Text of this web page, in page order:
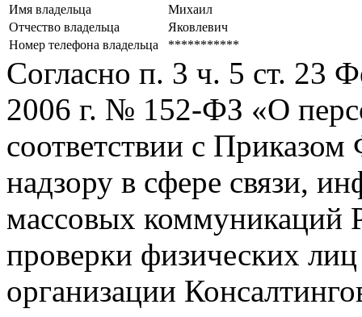
Имя владельца
Михаил
Отчество владельца
Яковлевич
Номер телефона владельца
***********
Согласно п. 3 ч. 5 ст. 23
2006 г. № 152-ФЗ «О
соответствии с
надзору в сфере связи,
массовых коммуникаций
проверки физических
организации